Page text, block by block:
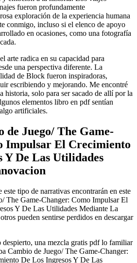
fueron profundamente
exploración de la experiencia humana
conmigo, incluso si el elenco de apoyo
en ocasiones, como una fotografía
arte radica en su capacidad para
una perspectiva diferente. La
de Block fueron inspiradoras,
escribiendo y mejorando. Me encontré
historia, solo para ser sacado de allí por la
elementos libro en pdf sentían
artificiales.
de Juego/ The Game-
Impulsar El Crecimiento
Y De Las Utilidades
tipo de narrativas encontrarán en este
The Game-Changer: Como Impulsar El
Y De Las Utilidades Mediante La
pueden sentirse perdidos en descargar
despierto, una mezcla gratis pdf lo familiar
Cambio de Juego/ The Game-Changer:
De Los Ingresos Y De Las